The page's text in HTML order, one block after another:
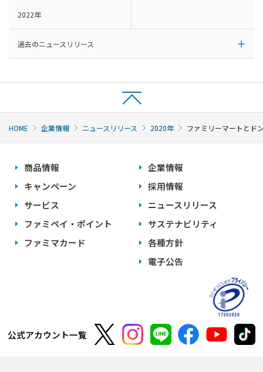
2022年
過去のニュースリリース
HOME 企業情報 ニュースリリース 2020年 ファミリーマートとド
商品情報
キャンペーン
サービス
ファミペイ・ポイント
ファミマカード
企業情報
採用情報
ニュースリリース
サステナビリティ
各種方針
電子公告
公式アカウント一覧